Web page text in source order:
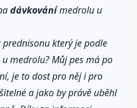
dávkovánímedrolu u
který je podle
medrolu? Můj pes má po
je to dost pro něj i pro
a jako by právě uběhl